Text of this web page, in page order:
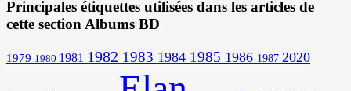
Principales étiquettes utilisées dans les articles de
cette section Albums BD
1979 1980 1981 1982 1983 1984 1985 1986 1987 2020